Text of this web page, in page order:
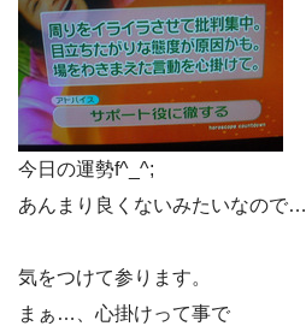
今日の運勢f^_^;
あんまり良くないみたいなので…
気をつけて参ります。
まぁ…、心掛けって事で